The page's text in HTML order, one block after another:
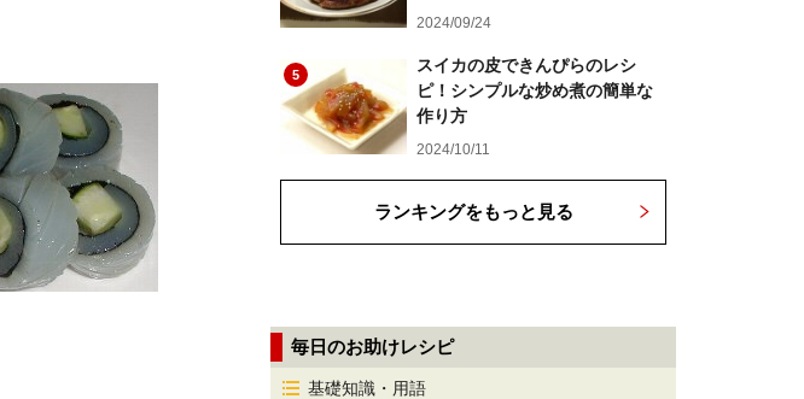
2024/09/24
5
スイカの皮できんぴらのレシ
ピ！シンプルな炒め煮の簡単な
作り方
2024/10/11
ランキングをもっと見る
毎日のお助けレシピ
基礎知識・用語